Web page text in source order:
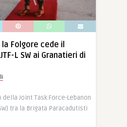
la Folgore cede il
L SW ai Granatieri di
della Joint Task Force-Lebanon
tra la Brigata Paracadutisti